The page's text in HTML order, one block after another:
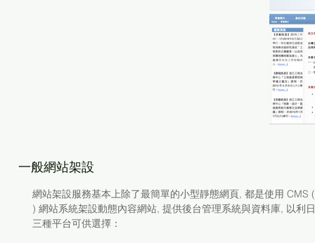
一般網站架設
網站架設服務基本上除了最簡單的小型靜態網頁, 都是使用
) 網站系統架設動態內容網站, 提供後台管理系統與資料庫, 以利
三種平台可供選擇：